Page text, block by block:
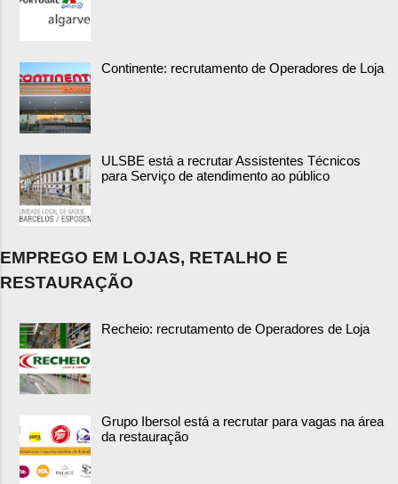
Continente: recrutamento de Operadores de Loja
ULSBE está a recrutar Assistentes Técnicos
para Serviço de atendimento ao público
EMPREGO EM LOJAS, RETALHO E
RESTAURAÇÃO
Recheio: recrutamento de Operadores de Loja
Grupo Ibersol está a recrutar para vagas na área
da restauração